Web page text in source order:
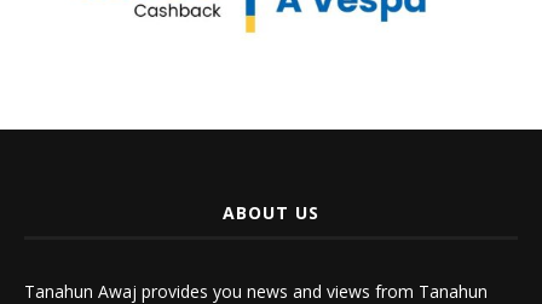
ABOUT US
Tanahun Awaj provides you news and views from Tanahun